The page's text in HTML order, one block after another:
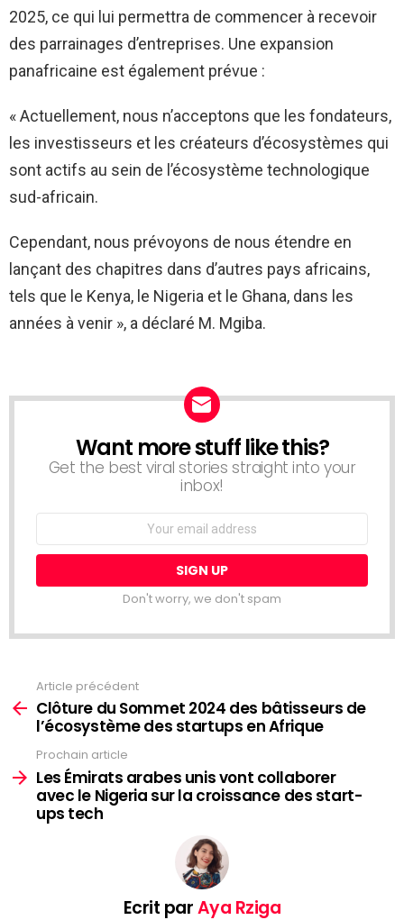
2025, ce qui lui permettra de commencer à recevoir
des parrainages d’entreprises. Une expansion
panafricaine est également prévue :
« Actuellement, nous n’acceptons que les fondateurs,
les investisseurs et les créateurs d’écosystèmes qui
sont actifs au sein de l’écosystème technologique
sud-africain.
Cependant, nous prévoyons de nous étendre en
lançant des chapitres dans d’autres pays africains,
tels que le Kenya, le Nigeria et le Ghana, dans les
années à venir », a déclaré M. Mgiba.
NEWSLETTER
Want more stuff like this?
Get the best viral stories straight into your
inbox!
Email
Don't worry, we don't spam
plus
Article précédent
Clôture du Sommet 2024 des bâtisseurs de
l’écosystème des startups en Afrique
Prochain article
Les Émirats arabes unis vont collaborer
avec le Nigeria sur la croissance des start-
ups tech
Ecrit parAya Rziga